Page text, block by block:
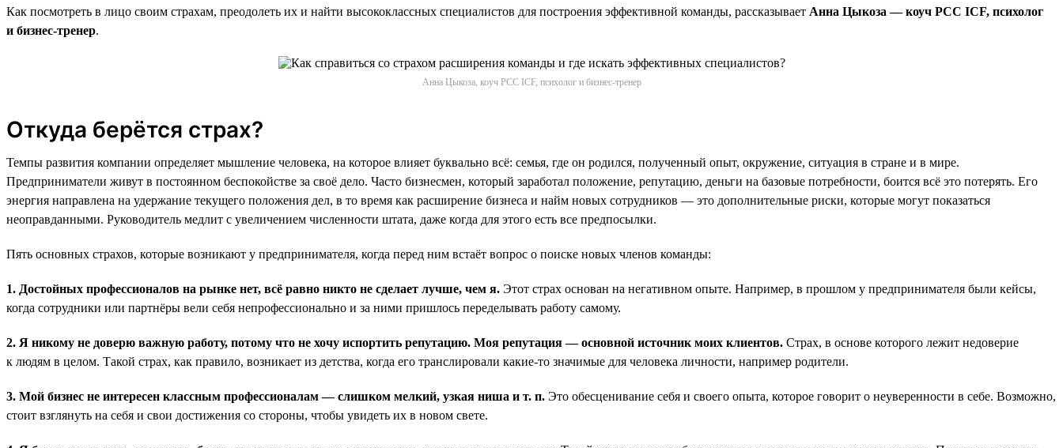
Как посмотреть в лицо своим страхам, преодолеть их и найти высококлассных специалистов для построения эффективной команды, рассказывает Анна Цыкоза — коуч PCC ICF, психолог
и бизнес-тренер.
Анна Цыкоза, коуч PCC ICF, психолог и бизнес-тренер
Откуда берётся страх?
Темпы развития компании определяет мышление человека, на которое влияет буквально всё: семья, где он родился, полученный опыт, окружение, ситуация в стране и в мире.
Предприниматели живут в постоянном беспокойстве за своё дело. Часто бизнесмен, который заработал положение, репутацию, деньги на базовые потребности, боится всё это потерять. Его
энергия направлена на удержание текущего положения дел, в то время как расширение бизнеса и найм новых сотрудников — это дополнительные риски, которые могут показаться
неоправданными. Руководитель медлит с увеличением численности штата, даже когда для этого есть все предпосылки.
Пять основных страхов, которые возникают у предпринимателя, когда перед ним встаёт вопрос о поиске новых членов команды:
1. Достойных профессионалов на рынке нет, всё равно никто не сделает лучше, чем я. Этот страх основан на негативном опыте. Например, в прошлом у предпринимателя были кейсы,
когда сотрудники или партнёры вели себя непрофессионально и за ними пришлось переделывать работу самому.
2. Я никому не доверю важную работу, потому что не хочу испортить репутацию. Моя репутация — основной источник моих клиентов. Страх, в основе которого лежит недоверие
к людям в целом. Такой страх, как правило, возникает из детства, когда его транслировали какие-то значимые для человека личности, например родители.
3. Мой бизнес не интересен классным профессионалам — слишком мелкий, узкая ниша и т. п. Это обесценивание себя и своего опыта, которое говорит о неуверенности в себе. Возможно,
стоит взглянуть на себя и свои достижения со стороны, чтобы увидеть их в новом свете.